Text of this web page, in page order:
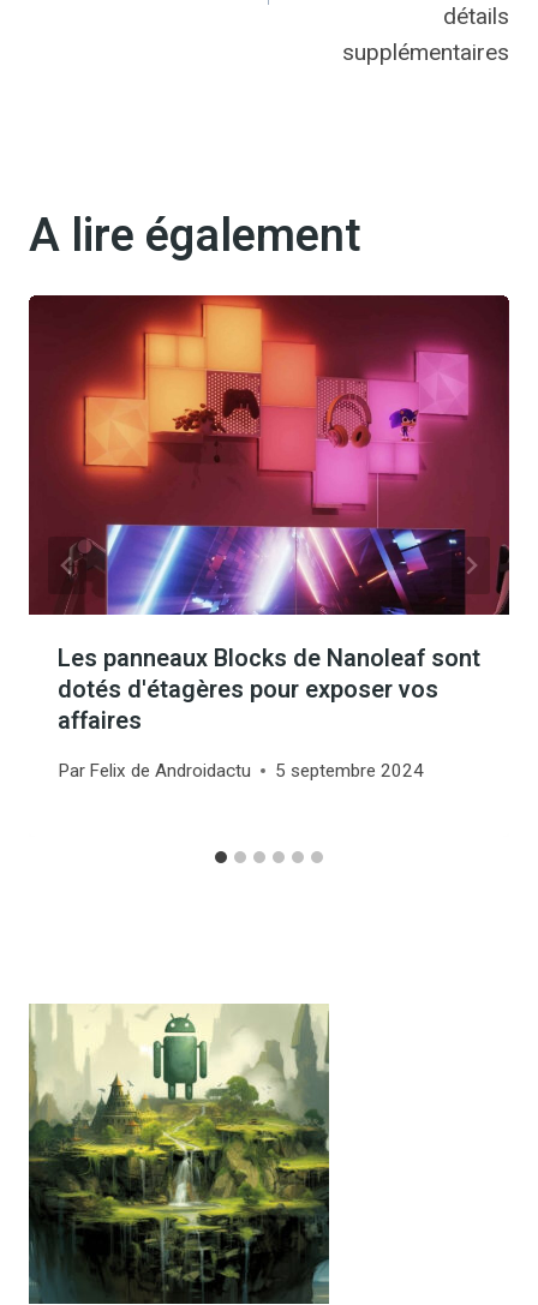
détails
supplémentaires
A lire également
Les panneaux Blocks de Nanoleaf sont
dotés d'étagères pour exposer vos
affaires
Par Felix de Androidactu 5 septembre 2024